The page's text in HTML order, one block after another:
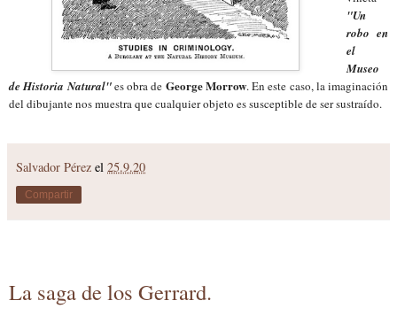
"Un
robo en
el
Museo
de Historia Natural"es obra de George Morrow. En este caso, la imaginación
del dibujante nos muestra que cualquier objeto es susceptible de ser sustraído.
Salvador Pérez el 25.9.20
Compartir
La saga de los Gerrard.